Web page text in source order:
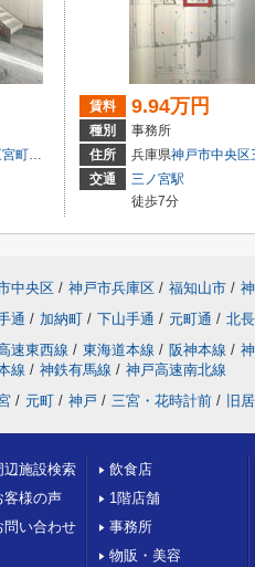
町２丁目9-3
賃料 9.94万円
種別
事務所
住所
兵庫県神戸市中央区
交通
三ノ宮駅
徒歩7分
中央区 / 神戸市兵庫区 / 福知山市 /
通 / 加納町 / 下山手通 / 元町通 / 北
速東西線 / 東海道本線 / 阪神本線 /
線 / 神鉄有馬線 / 神戸高速南北線
/ 元町 / 神戸 / 三宮・花時計前 / 旧
辺施設検索
客様の声
問い合わせ
飲食店
1階店舗
事務所
物販・美容